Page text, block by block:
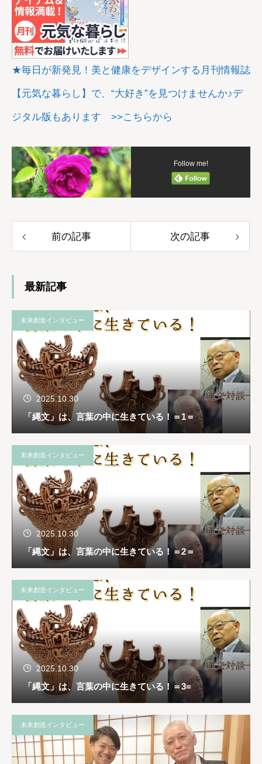
★毎日が新発見！美と健康をデザインする月刊情報誌
【元気な暮らし】で、“大好き”を見つけませんか♪デ
ジタル版もあります >>こちらから
Follow me!
前の記事 次の記事
最新記事
未来創造インタビュー
2025.10.30
「縄文」は、言葉の中に生きている！＝1＝
未来創造インタビュー
2025.10.30
「縄文」は、言葉の中に生きている！＝2＝
未来創造インタビュー
2025.10.30
「縄文」は、言葉の中に生きている！＝3=
未来創造インタビュー